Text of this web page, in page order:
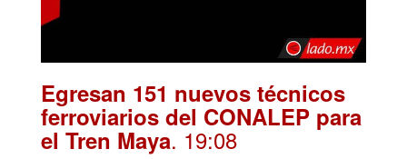
Egresan 151 nuevos técnicos
ferroviarios del CONALEP para
el Tren Maya. 19:08